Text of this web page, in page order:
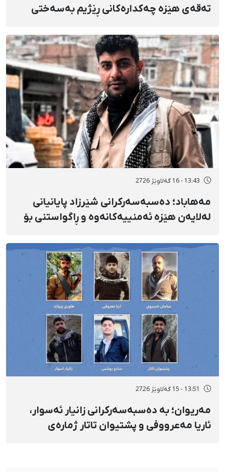
تەقەی هێزە چەکدارەکانی ڕێژیم بەسەختی
13:43 - 16 گەلاوێژ 2726
مەهاباد؛ دەسبەسەرکرانی شێرزاد پایانیانی
لەلایەن هێزە ئەمنییەکانەوە و ڕاگواستنی بۆ
13:51 - 15 گەلاوێژ 2726
مەریوان؛ بە دەسبەسەرکرانی زانیار ئەسوار،
ئاریا مەعرووفی و پشتیوان تاتار ژمارەی